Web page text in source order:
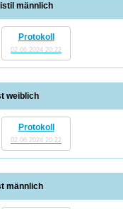
männlich
Protokoll
02.06.2024 20:22
weiblich
Protokoll
02.06.2024 20:22
männlich